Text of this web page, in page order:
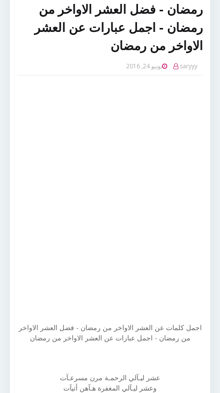
رمضان - فضل العشر الاواخر من
رمضان - اجمل عبارات عن العشر
الاواخر من رمضان
saryyy يونيو 24, 2016
اجمل كلمات عن العشر الاواخر من رمضان - فضل العشر الاواخر
من رمضان - اجمل عبارات عن العشر الاواخر من رمضان
عشر ليـآلي الرحمـة مرن مسرعـآت
وعشر ليـآلي المغفرة هـآهن أتيآت